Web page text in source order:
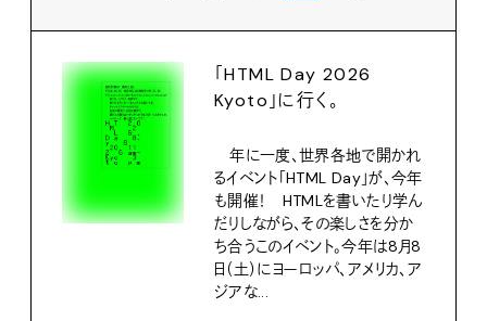
「HTML Day 2026
Kyoto」に行く。
年に一度、世界各地で開かれ
るイベント「HTML Day」が、今年
も開催！ HTMLを書いたり学ん
だりしながら、その楽しさを分か
ち合うこのイベント。今年は8月8
日（土）にヨーロッパ、アメリカ、ア
ジアな...